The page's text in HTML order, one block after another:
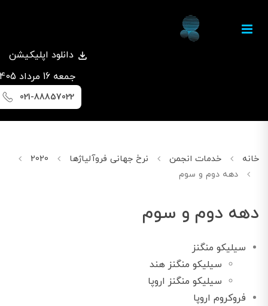
دانلود اپلیکیشن
جمعه 16 مرداد 1405
021-88857022
خانه خدمات انجمن نرخ جهانی فروآلیاژها 2020
دهه دوم و سوم
دهه دوم و سوم
سیلیکو منگنز
سیلیکو منگنز هند
سیلیکو منگنز اروپا
فروکروم اروپا